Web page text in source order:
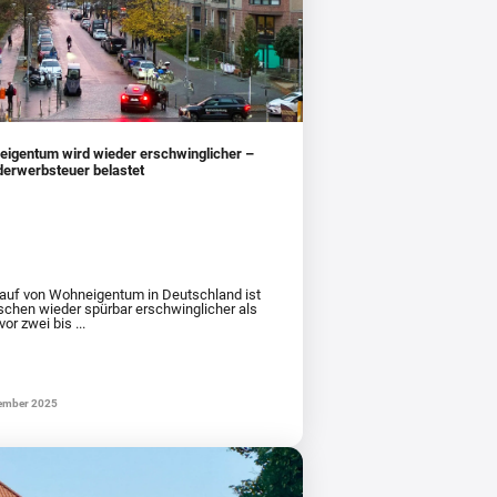
wird wieder erschwinglicher –
belastet
von Wohneigentum in Deutschland ist
wieder spürbar erschwinglicher als
zwei bis ...
2025